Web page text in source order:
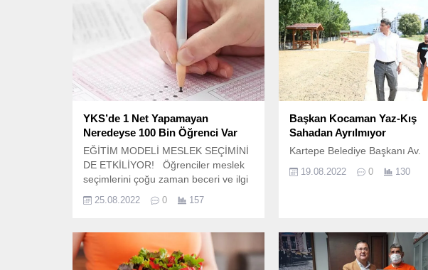
YKS’de 1 Net Yapamayan
Neredeyse 100 Bin Öğrenci Var
EĞİTİM MODELİ MESLEK SEÇİMİNİ
DE ETKİLİYOR! Öğrenciler meslek
seçimlerini çoğu zaman beceri ve ilgi
gözeterek yapıyor.
25.08.2022 0 157
Başkan Kocaman Yaz-Kış
Sahadan Ayrılmıyor
Kartepe Belediye Başkanı Av.
19.08.2022 0 130